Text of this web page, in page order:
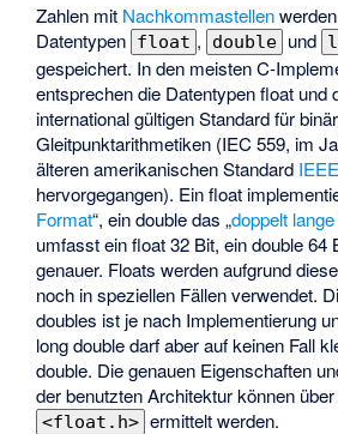
Zahlen mit Nachkommastellen
Datentypen float , double und
gespeichert. In den meisten C-
entsprechen die Datentypen float und
international gültigen Standard für
Gleitpunktarithmetiken (IEC 559, im
älteren amerikanischen Standard
hervorgegangen). Ein float
Format“, ein double das „doppelt
umfasst ein float 32 Bit, ein double 64
genauer. Floats werden aufgrund
noch in speziellen Fällen verwendet.
doubles ist je nach Implementierung
long double darf aber auf keinen Fall
double. Die genauen Eigenschaften
der benutzten Architektur können
<float.h> ermittelt werden.